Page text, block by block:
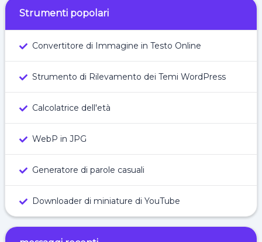
Strumenti popolari
Convertitore di Immagine in Testo Online
Strumento di Rilevamento dei Temi WordPress
Calcolatrice dell'età
WebP in JPG
Generatore di parole casuali
Downloader di miniature di YouTube